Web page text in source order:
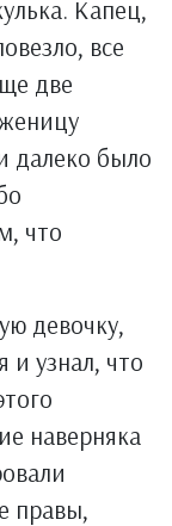
Капец,
все
две
далеко было
что
девочку,
и узнал, что
наверняка
правы,